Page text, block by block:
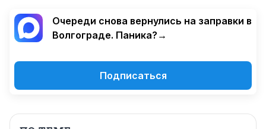
Очереди снова вернулись на заправки в
Волгограде. Паника?→
Подписаться